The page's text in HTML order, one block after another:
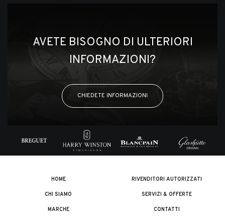
AVETE BISOGNO DI ULTERIORI
INFORMAZIONI?
CHIEDETE INFORMAZIONI
HOME
CHI SIAMO
MARCHE
RIVENDITORI AUTORIZZATI
SERVIZI & OFFERTE
CONTATTI